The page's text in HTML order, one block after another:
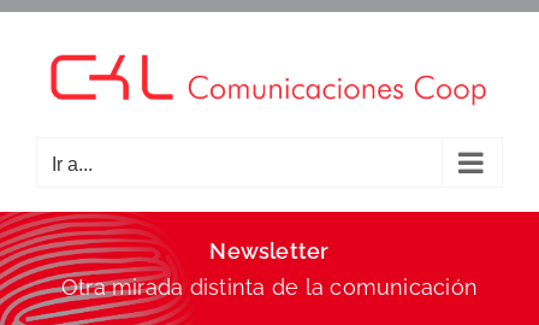
contenido
Ir a...
Newsletter
Otra mirada distinta de la comunicación